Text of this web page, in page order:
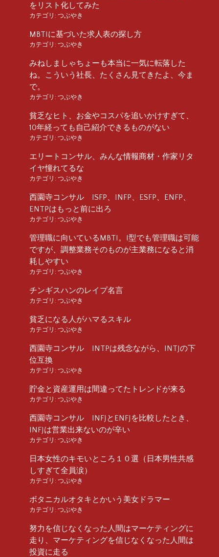
をリスト化してみた
カテゴリ: つぶやき
MBTIに基づいた求人表の探し方
カテゴリ: つぶやき
みねしましゃちょーも本当に一気に転落した
ね。こういう社長、たくさん見てきたよ、今ま
で。
カテゴリ: つぶやき
貧乏なヒト、お金やコスパを追いかけすぎて、
10年経っても自己紹介できるものがない
カテゴリ: つぶやき
エリートコンサル、みんな情報商材・作家リタ
イヤ憧れてるな
カテゴリ: つぶやき
西園寺コンサル ISFP、INFP、ESFP、ENFP、
ENTPはもっと前に出ろ
カテゴリ: つぶやき
管理職に向いているMBTI。I型でも管理職は可能
ですが、調整業務そのものが主業務になると消
耗しやすい
カテゴリ: つぶやき
チンギスハンのレイプ名言
カテゴリ: つぶやき
貧乏になる人がハマるスキル
カテゴリ: つぶやき
西園寺コンサル INTPは残念ながら、INTJの下
位互換
カテゴリ: つぶやき
貯金と資産運用は間違ってたトレンドが来る
カテゴリ: つぶやき
西園寺コンサル INFJとENFJを比較したとき、
INFJは営業出来ないのが辛い
カテゴリ: つぶやき
日本女性のキモいところ１０選（日本男性共感
しすぎて全員涙）
カテゴリ: つぶやき
ボタニカルオタキとかいう美女ドラマー
カテゴリ: つぶやき
努力を信じなくなった人間はマーケティングに
走り、マーケティングを信じなくなった人間は
投資に走る